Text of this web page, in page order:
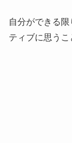
自分ができる
ティブに思うこ